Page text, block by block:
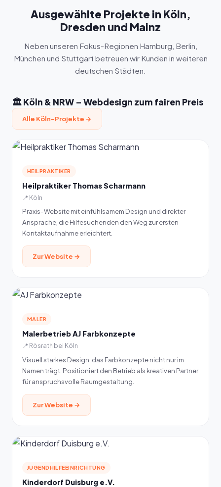
Ausgewählte Projekte in Köln,
Dresden und Mainz
Neben unseren Fokus-Regionen Hamburg, Berlin,
München und Stuttgart betreuen wir Kunden in weiteren
deutschen Städten.
🏛️ Köln & NRW – Webdesign zum fairen Preis
Alle Köln-Projekte →
HEILPRAKTIKER
Heilpraktiker Thomas Scharmann
📍 Köln
Praxis-Website mit einfühlsamem Design und direkter
Ansprache, die Hilfesuchenden den Weg zur ersten
Kontaktaufnahme erleichtert.
Zur Website →
MALER
Malerbetrieb AJ Farbkonzepte
📍 Rösrath bei Köln
Visuell starkes Design, das Farbkonzepte nicht nur im
Namen trägt. Positioniert den Betrieb als kreativen Partner
für anspruchsvolle Raumgestaltung.
Zur Website →
JUGENDHILFEEINRICHTUNG
Kinderdorf Duisburg e.V.